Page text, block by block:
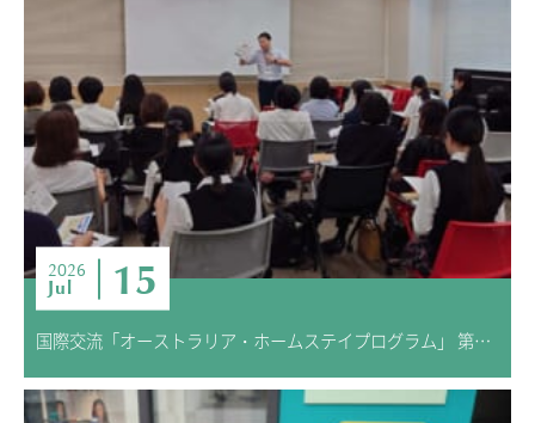
2026
Jul 15
国際交流「オーストラリア・ホームステイプログラム」 第3回 事前学習